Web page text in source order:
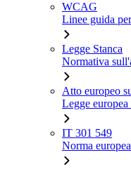
WCAG
Linee guida
Legge Stanca
Normativa
Atto europeo
Legge
IT 301 549
Norma